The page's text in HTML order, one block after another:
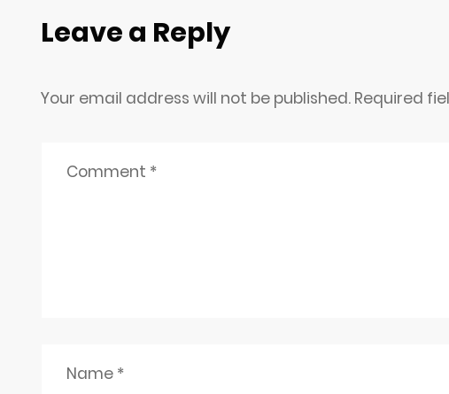
Leave a Reply
Your email address will not be published. Required